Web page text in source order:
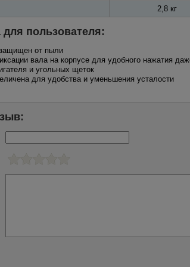
2,8 кг
пользователя:
от пыли
вала на корпусе для удобного нажатия
и угольных щеток
для удобства и уменьшения усталости